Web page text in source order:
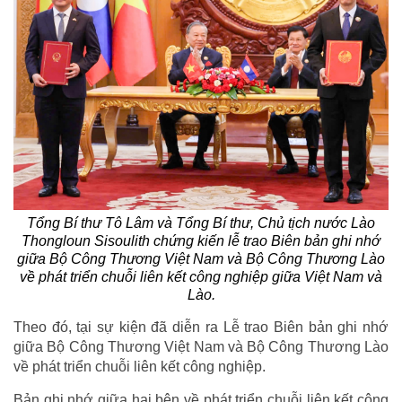
Tổng Bí thư Tô Lâm và Tổng Bí thư, Chủ tịch nước Lào
Thongloun Sisoulith chứng kiến lễ trao Biên bản ghi nhớ
giữa Bộ Công Thương Việt Nam và Bộ Công Thương Lào
về phát triển chuỗi liên kết công nghiệp giữa Việt Nam và
Lào.
Theo đó, tại sự kiện đã diễn ra Lễ trao Biên bản ghi nhớ
giữa Bộ Công Thương Việt Nam và Bộ Công Thương Lào
về phát triển chuỗi liên kết công nghiệp.